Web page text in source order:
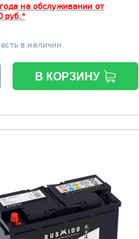
на обслуживании от
руб.*
есть в наличии
В КОРЗИНУ